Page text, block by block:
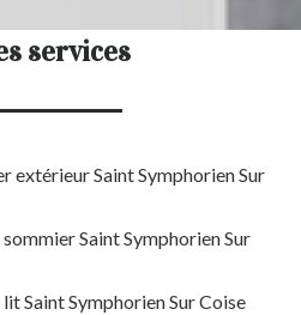
services
extérieur Saint Symphorien Sur
Saint Symphorien Sur
Saint Symphorien Sur Coise